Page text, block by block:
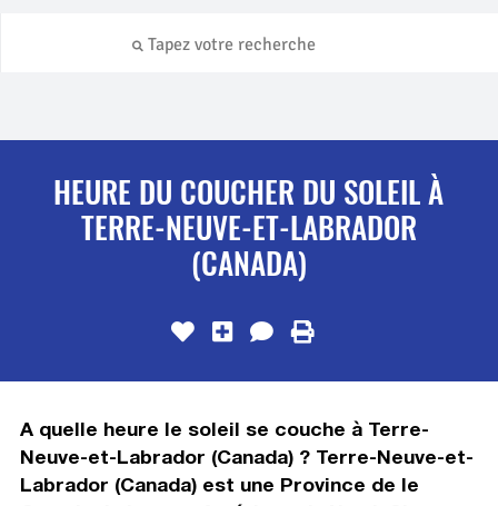
HEURE DU COUCHER DU SOLEIL À
TERRE-NEUVE-ET-LABRADOR
(CANADA)
A quelle heure le soleil se couche à Terre-
Neuve-et-Labrador (Canada) ? Terre-Neuve-et-
Labrador (Canada) est une Province de le